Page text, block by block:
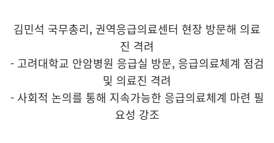
김민석 국무총리, 권역응급의료센터 현장 방문해 의료
진 격려
- 고려대학교 안암병원 응급실 방문, 응급의료체계 점검
및 의료진 격려
- 사회적 논의를 통해 지속가능한 응급의료체계 마련 필
요성 강조